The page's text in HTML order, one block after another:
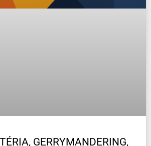
GERRYMANDERING,